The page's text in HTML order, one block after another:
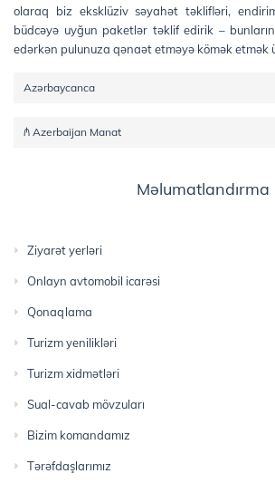
olaraq biz eksklüziv səyahət təklifləri,
büdcəyə uyğun paketlər təklif edirik – bunların
edərkən pulunuza qənaət etməyə kömək etmək
Azərbaycanca
₼ Azerbaijan Manat
Məlumatlandırma
Ziyarət yerləri
Onlayn avtomobil icarəsi
Qonaqlama
Turizm yenilikləri
Turizm xidmətləri
Sual-cavab mövzuları
Bizim komandamız
Tərəfdaşlarımız